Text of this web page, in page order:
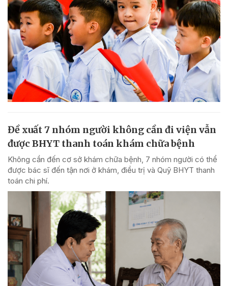
Đề xuất 7 nhóm người không cần đi viện vẫn
được BHYT thanh toán khám chữa bệnh
Không cần đến cơ sở khám chữa bệnh, 7 nhóm người có thể
được bác sĩ đến tận nơi ở khám, điều trị và Quỹ BHYT thanh
toán chi phí.